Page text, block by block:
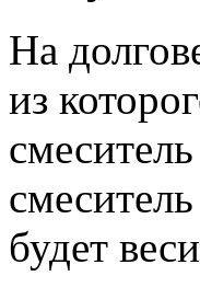
На
из
будет